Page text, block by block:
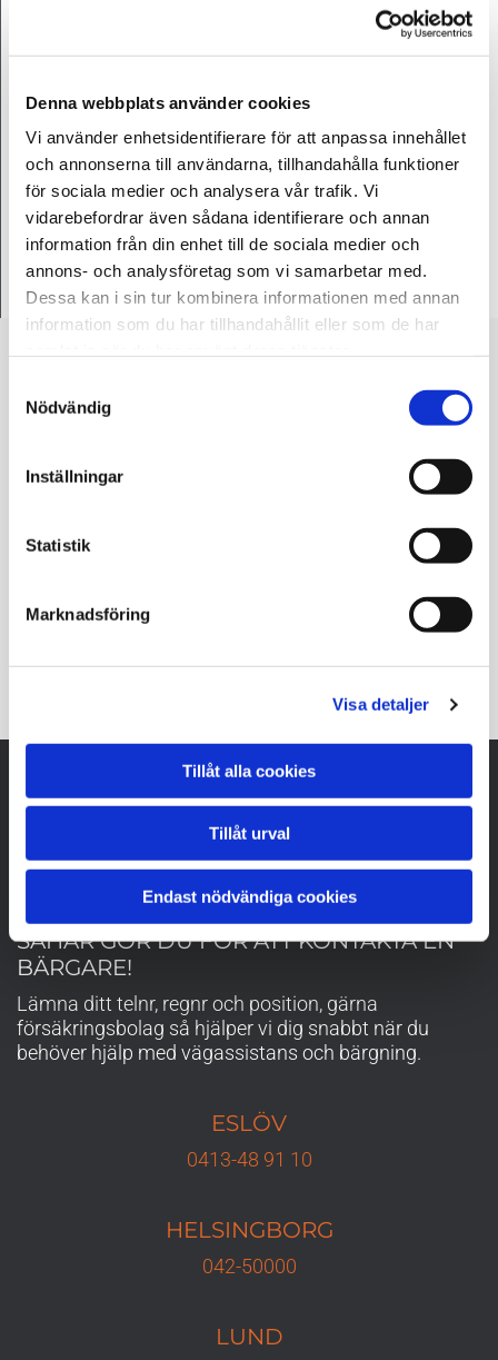
Denna webbplats använder cookies
Vi använder enhetsidentifierare för att anpassa innehållet
och annonserna till användarna, tillhandahålla funktioner
för sociala medier och analysera vår trafik. Vi
vidarebefordrar även sådana identifierare och annan
information från din enhet till de sociala medier och
annons- och analysföretag som vi samarbetar med.
Dessa kan i sin tur kombinera informationen med annan
information som du har tillhandahållit eller som de har
Nödvändig
Inställningar
Statistik
Marknadsföring
Visa detaljer
Tillåt alla cookies
Tillåt urval
Endast nödvändiga cookies
LOKAL BÄRGNINGSFIRMA I HÄSSLEHOLM
Vi är närmast dig, ring Donalds och Lämna
ditt telnr, regnr och position, gärna
försäkringsbolag så hjälper vi dig snabbt
när du behöver hjälp med vägassistans
SÅHÄR GÖR DU FÖR ATT KONTAKTA EN
BÄRGARE!
Lämna ditt telnr, regnr och position, gärna
försäkringsbolag så hjälper vi dig snabbt när du
behöver hjälp med vägassistans och bärgning.
ESLÖV
0413-48 91 10
HELSINGBORG
042-50000
LUND